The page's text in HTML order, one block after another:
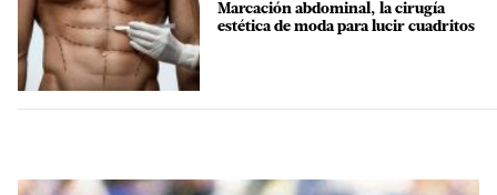
Marcación abdominal, la cirugía
estética de moda para lucir cuadritos